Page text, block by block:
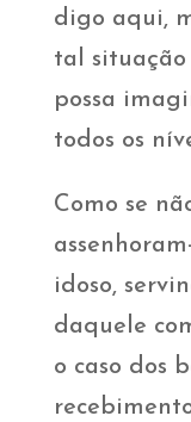
digo aqui,
tal situação
possa
todos os
Como se
idoso,
daquele
o caso dos